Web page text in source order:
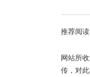
推荐阅读
网站所
传，对